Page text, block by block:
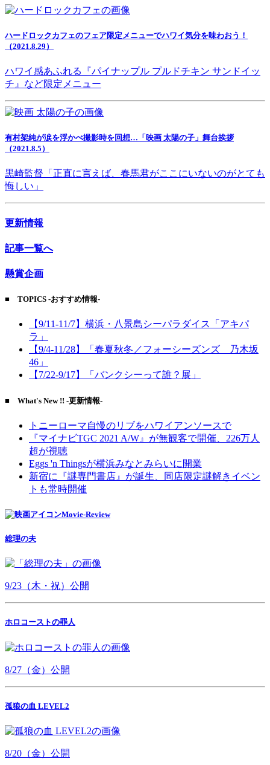
ハードロックカフェのフェア限定メニューでハワイ気分を味わおう！
（2021.8.29）
ハワイ感あふれる『パイナップル プルドチキン サンドイッ
チ』など限定メニュー
有村架純が涙を浮かべ撮影時を回想…「映画 太陽の子」舞台挨拶
（2021.8.5）
黒崎監督「正直に言えば、春馬君がここにいないのがとても
悔しい」
更新情報
記事一覧へ
懸賞企画
■ TOPICS -おすすめ情報-
【9/11-11/7】横浜・八景島シーパラダイス「アキパ
ラ」
【9/4-11/28】「春夏秋冬／フォーシーズンズ 乃木坂
46」
【7/22-9/17】「バンクシーって誰？展」
■ What's New !! -更新情報-
トニーローマ自慢のリブをハワイアンソースで
『マイナビTGC 2021 A/W』が無観客で開催、226万人
超が視聴
Eggs 'n Thingsが横浜みなとみらいに開業
新宿に『謎専門書店』が誕生、同店限定謎解きイベン
トも常時開催
Movie-Review
総理の夫
9/23（木・祝）公開
ホロコーストの罪人
8/27（金）公開
孤狼の血 LEVEL2
8/20（金）公開